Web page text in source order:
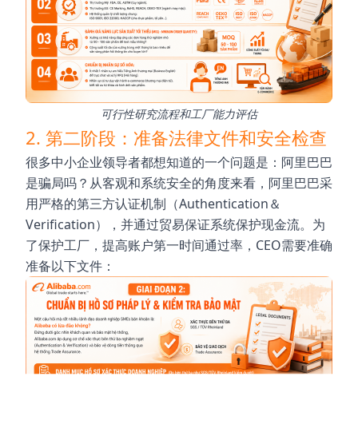
可行性研究流程和工厂能力评估
2. 第二阶段：准备法律文件和安全检查
很多中小企业领导者都想知道的一个问题是：阿里巴巴
是骗局吗？从客观和系统安全的角度来看，阿里巴巴采
用严格的第三方认证机制（Authentication＆
Verification），并通过贸易保证系统保护现金流。为
了保护工厂，提高账户第一时间通过率，CEO需要准确
准备以下文件：